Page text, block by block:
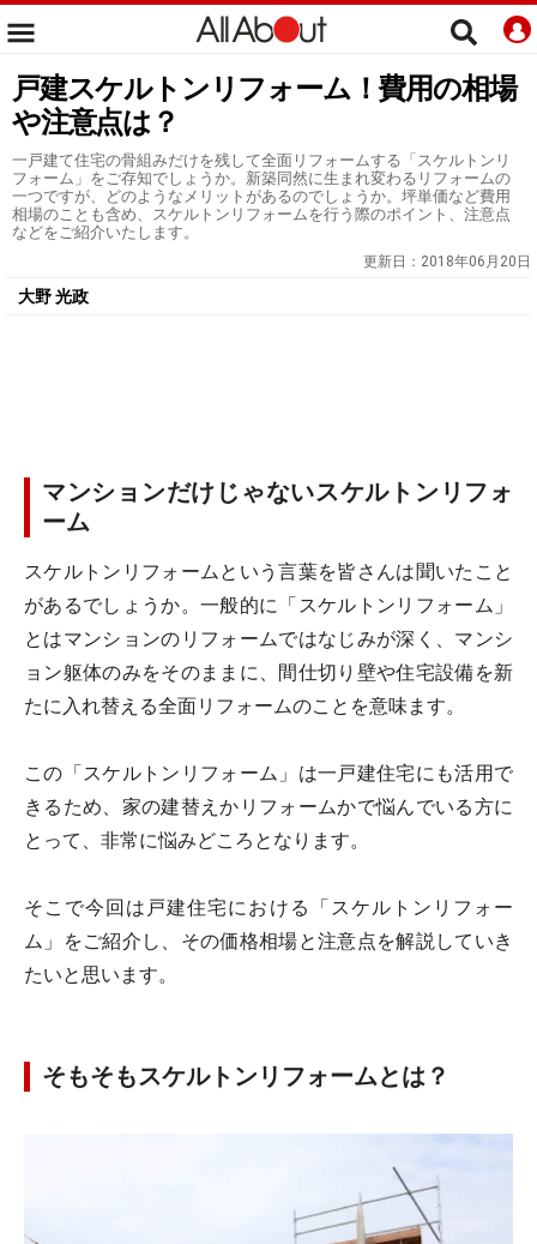
戸建スケルトンリフォーム！費用の相場
や注意点は？
一戸建て住宅の骨組みだけを残して全面リフォームする「スケルトンリ
フォーム」をご存知でしょうか。新築同然に生まれ変わるリフォームの
一つですが、どのようなメリットがあるのでしょうか。坪単価など費用
相場のことも含め、スケルトンリフォームを行う際のポイント、注意点
などをご紹介いたします。
更新日： 2018年06月20日
大野 光政
マンションだけじゃないスケルトンリフォ
ーム
スケルトンリフォームという言葉を皆さんは聞いたこと
があるでしょうか。一般的に「スケルトンリフォーム」
とはマンションのリフォームではなじみが深く、マンシ
ョン躯体のみをそのままに、間仕切り壁や住宅設備を新
たに入れ替える全面リフォームのことを意味ます。
この「スケルトンリフォーム」は一戸建住宅にも活用で
きるため、家の建替えかリフォームかで悩んでいる方に
とって、非常に悩みどころとなります。
そこで今回は戸建住宅における「スケルトンリフォー
ム」をご紹介し、その価格相場と注意点を解説していき
たいと思います。
そもそもスケルトンリフォームとは？